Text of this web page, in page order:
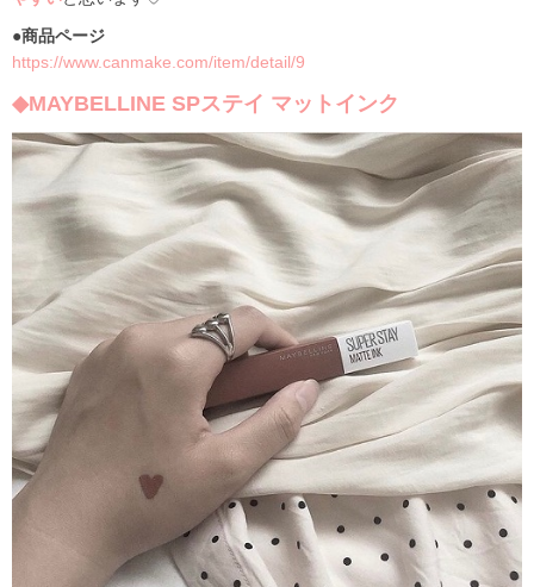
●商品ページ
https://www.canmake.com/item/detail/9
◆MAYBELLINE SPステイ マットインク